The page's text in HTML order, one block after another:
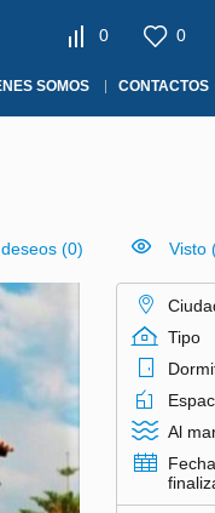
0 0
SOMOS CONTACTOS
(0) Visto
Tipo
Al